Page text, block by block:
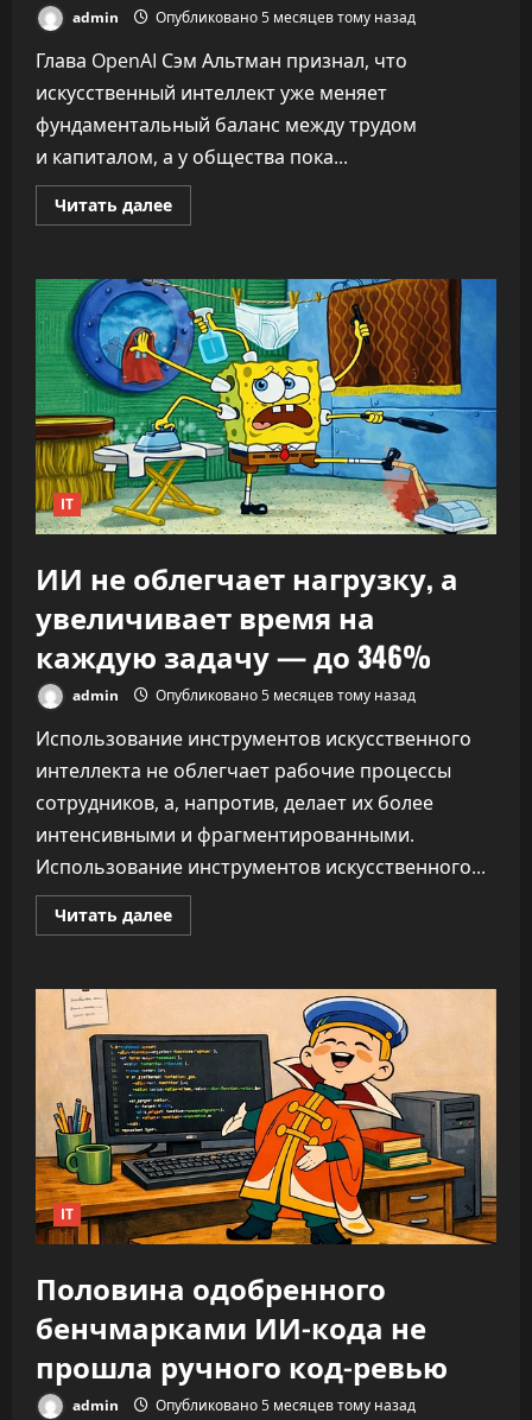
admin Опубликовано 5 месяцев тому назад
Глава OpenAI Сэм Альтман признал, что
искусственный интеллект уже меняет
фундаментальный баланс между трудом
и капиталом, а у общества пока...
Читать далееПрочитать
больше
знает,
что
делать»:
CEO
OpenAI
заявил,
что
ИИ
переписывает
правила
капитализма
IT
ИИ не облегчает нагрузку, а
увеличивает время на
каждую задачу — до 346%
admin Опубликовано 5 месяцев тому назад
Использование инструментов искусственного
интеллекта не облегчает рабочие процессы
сотрудников, а, напротив, делает их более
интенсивными и фрагментированными.
Использование инструментов искусственного...
Читать далееПрочитать
больше
облегчает
а
увеличивает
время
на
каждую
задачу
—
до
346%
IT
Половина одобренного
бенчмарками ИИ-кода не
прошла ручного код-ревью
admin Опубликовано 5 месяцев тому назад